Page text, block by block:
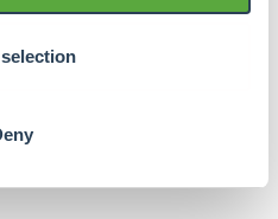
sondern auch ganz
Plan verwirklicht